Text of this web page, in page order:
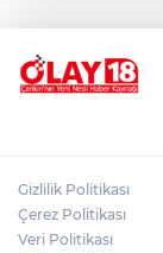
Gizlilik Politikası
Çerez Politikası
Veri Politikası